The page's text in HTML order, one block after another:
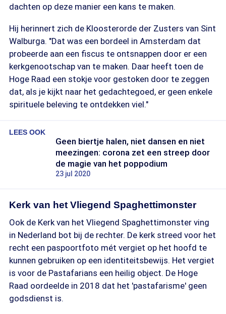
dachten op deze manier een kans te maken.
Hij herinnert zich de Kloosterorde der Zusters van Sint
Walburga. "Dat was een bordeel in Amsterdam dat
probeerde aan een fiscus te ontsnappen door er een
kerkgenootschap van te maken. Daar heeft toen de
Hoge Raad een stokje voor gestoken door te zeggen
dat, als je kijkt naar het gedachtegoed, er geen enkele
spirituele beleving te ontdekken viel."
LEES OOK
Geen biertje halen, niet dansen en niet
meezingen: corona zet een streep door
de magie van het poppodium
23 jul 2020
Kerk van het Vliegend Spaghettimonster
Ook de Kerk van het Vliegend Spaghettimonster ving
in Nederland bot bij de rechter. De kerk streed voor het
recht een paspoortfoto mét vergiet op het hoofd te
kunnen gebruiken op een identiteitsbewijs. Het vergiet
is voor de Pastafarians een heilig object. De Hoge
Raad oordeelde in 2018 dat het 'pastafarisme' geen
godsdienst is.